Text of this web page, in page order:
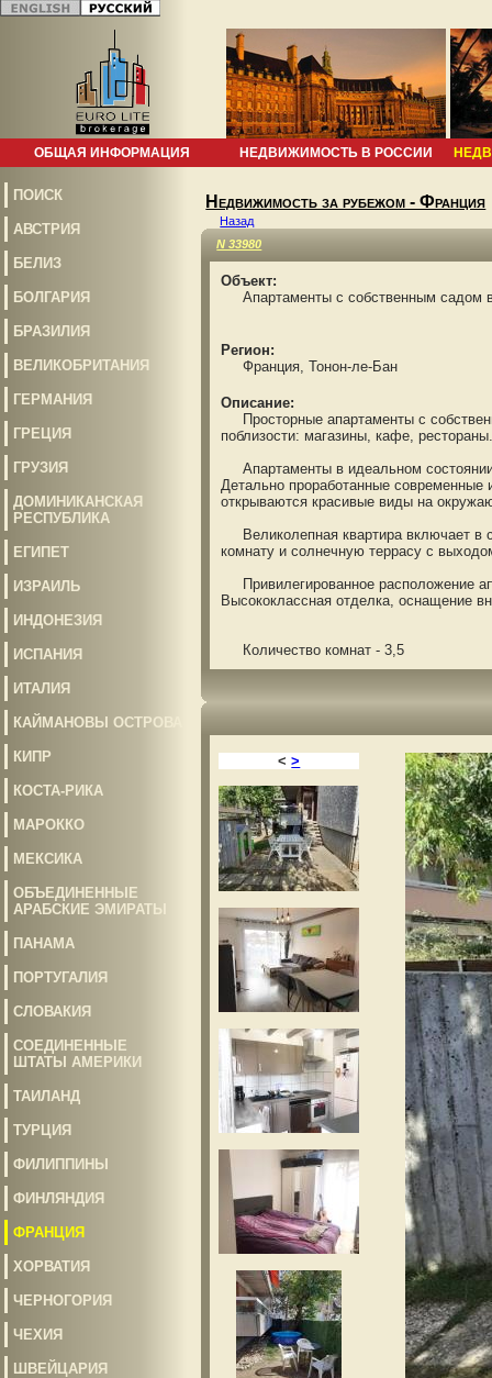
ОБЩАЯ ИНФОРМАЦИЯ НЕДВИЖИМОСТЬ В РОССИИ
ПОИСК
АВСТРИЯ
БЕЛИЗ
БОЛГАРИЯ
БРАЗИЛИЯ
ВЕЛИКОБРИТАНИЯ
ГЕРМАНИЯ
ГРЕЦИЯ
ГРУЗИЯ
ДОМИНИКАНСКАЯ
РЕСПУБЛИКА
ЕГИПЕТ
ИЗРАИЛЬ
ИНДОНЕЗИЯ
ИСПАНИЯ
ИТАЛИЯ
КАЙМАНОВЫ ОСТРОВА
КИПР
КОСТА-РИКА
МАРОККО
МЕКСИКА
ОБЪЕДИНЕННЫЕ
АРАБСКИЕ ЭМИРАТЫ
ПАНАМА
ПОРТУГАЛИЯ
СЛОВАКИЯ
СОЕДИНЕННЫЕ
ШТАТЫ АМЕРИКИ
ТАИЛАНД
ТУРЦИЯ
ФИЛИППИНЫ
ФИНЛЯНДИЯ
ФРАНЦИЯ
ХОРВАТИЯ
ЧЕРНОГОРИЯ
ЧЕХИЯ
ШВЕЙЦАРИЯ
Недвижимость за рубежом - Франция
Назад
N 33980
Объект:
Апартаменты с собственным садом
Регион:
Франция, Тонон-ле-Бан
Описание:
Просторные апартаменты с
поблизости: магазины, кафе,
Апартаменты в идеальном
Детально проработанные современные
открываются красивые виды на
Великолепная квартира включает в
комнату и солнечную террасу с
Привилегированное расположение
Высококлассная отделка, оснащение
Количество комнат - 3,5
< >